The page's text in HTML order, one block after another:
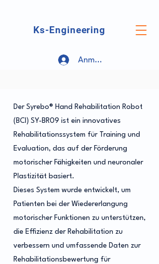
Ks-Engineering
Anmelden
Der Syrebo® Hand Rehabilitation Robot
(BCI) SY-BR09 ist ein innovatives
Rehabilitationssystem für Training und
Evaluation, das auf der Förderung
motorischer Fähigkeiten und neuronaler
Plastizität basiert.
Dieses System wurde entwickelt, um
Patienten bei der Wiedererlangung
motorischer Funktionen zu unterstützen,
die Effizienz der Rehabilitation zu
verbessern und umfassende Daten zur
Rehabilitationsbewertung für